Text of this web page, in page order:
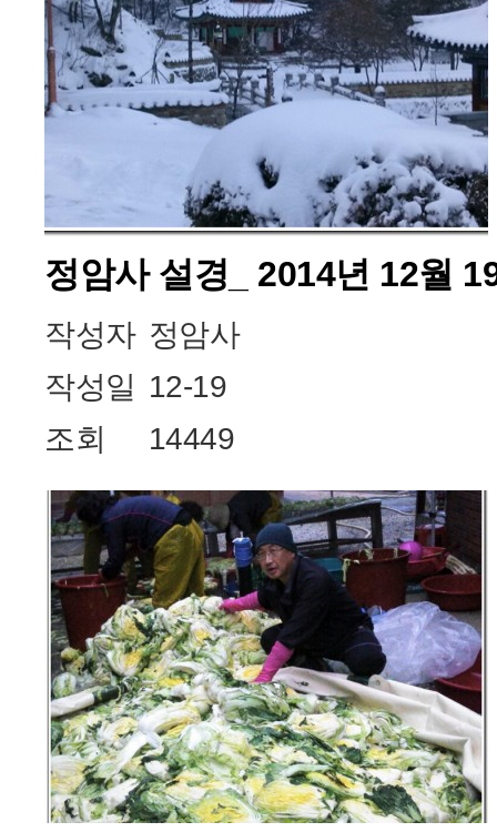
정암사 설경_ 2014년 12월
작성자 정암사
작성일 12-19
조회
14449